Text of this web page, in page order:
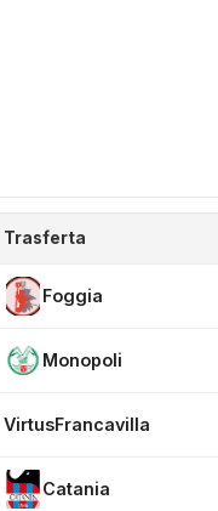
Trasferta
Foggia
Monopoli
VirtusFrancavilla
Catania